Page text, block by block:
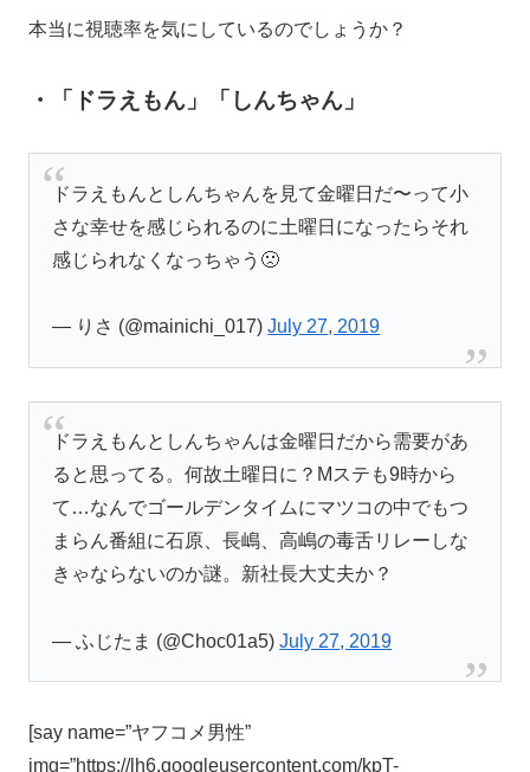
本当に視聴率を気にしているのでしょうか？
・「ドラえもん」「しんちゃん」
ドラえもんとしんちゃんを見て金曜日だ〜って小
さな幸せを感じられるのに土曜日になったらそれ
感じられなくなっちゃう🙁
— りさ (@mainichi_017)July 27, 2019
ドラえもんとしんちゃんは金曜日だから需要があ
ると思ってる。何故土曜日に？Mステも9時から
て…なんでゴールデンタイムにマツコの中でもつ
まらん番組に石原、長嶋、高嶋の毒舌リレーしな
きゃならないのか謎。新社長大丈夫か？
— ふじたま (@Choc01a5)July 27, 2019
[say name=”ヤフコメ男性”
img=”https://lh6.googleusercontent.com/kpT-